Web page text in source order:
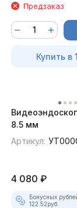
Предзаказ
Купить в
8.5 мм
Артикул:
4 080 ₽
Бонусных
122.52руб.